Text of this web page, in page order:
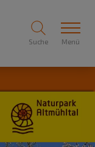
Suche Menü